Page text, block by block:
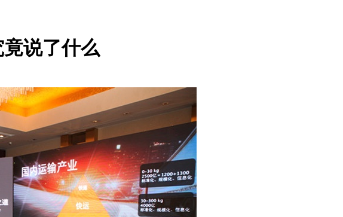
说了什么